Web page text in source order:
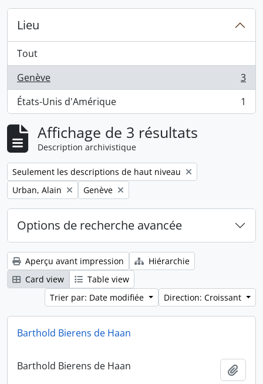
Lieu
Tout
Genève
, 3 résultats
3
États-Unis d'Amérique
, 1 résultats 1
Affichage de 3 résultats
Description archivistique
Remove filter:
Seulement les descriptions de haut niveau
Remove filter:
Urban, Alain Remove filter:
Genève
Options de recherche avancée
Aperçu avant impression
Hiérarchie
Card view
Table view
Trier par: Date modifiée
Direction: Croissant
Barthold Bierens de Haan
Barthold Bierens de Haan